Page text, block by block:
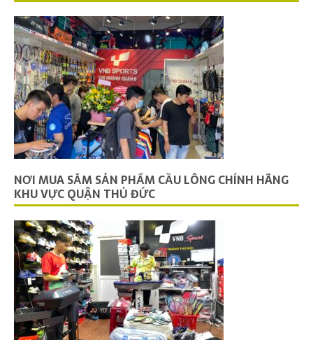
NƠI MUA SẮM SẢN PHẨM CẦU LÔNG CHÍNH HÃNG
KHU VỰC QUẬN THỦ ĐỨC